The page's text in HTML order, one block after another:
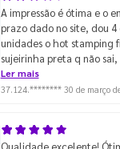
A impressão é ótima e o
prazo dado no site, dou 4
unidades o hot stamping
sujeirinha preta q não
até pegar algumas
perfeito
Ler mais
37.124.******** 30 de março